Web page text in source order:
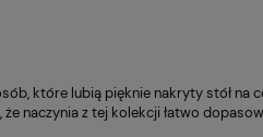
które lubią pięknie nakryty stół na
naczynia z tej kolekcji łatwo